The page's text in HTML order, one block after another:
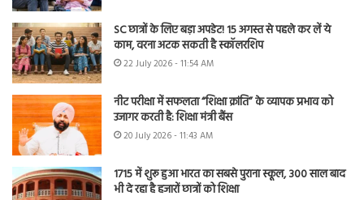
SC छात्रों के लिए बड़ा अपडेट! 15 अगस्त से पहले कर लें ये
काम, वरना अटक सकती है स्कॉलरशिप
22 July 2026 - 11:54 AM
नीट परीक्षा में सफलता “शिक्षा क्रांति” के व्यापक प्रभाव को
उजागर करती है: शिक्षा मंत्री बैंस
20 July 2026 - 11:43 AM
1715 में शुरू हुआ भारत का सबसे पुराना स्कूल, 300 साल बाद
भी दे रहा है हजारों छात्रों को शिक्षा